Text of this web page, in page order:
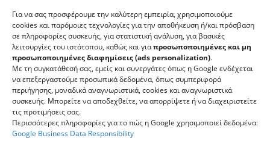
Για να σας προσφέρουμε την καλύτερη εμπειρία, χρησιμοποιούμε
cookies και παρόμοιες τεχνολογίες για την αποθήκευση ή/και πρόσβαση
σε πληροφορίες συσκευής, για στατιστική ανάλυση, για βασικές
λειτουργίες του ιστότοπου, καθώς και γιαπροσωποποιημένες και μη
προσωποποιημένες διαφημίσεις (ads personalization).
Με τη συγκατάθεσή σας, εμείς και συνεργάτες όπως η Google ενδέχεται
να επεξεργαστούμε προσωπικά δεδομένα, όπως συμπεριφορά
περιήγησης, μοναδικά αναγνωριστικά, cookies και αναγνωριστικά
συσκευής. Μπορείτε να αποδεχθείτε, να απορρίψετε ή να διαχειριστείτε
τις προτιμήσεις σας.
Περισσότερες πληροφορίες για το πώς η Google χρησιμοποιεί δεδομένα:
Google Business Data Responsibility
και την αφοσίωση του οργανισμού σε
θέματα Εξ Αποστάσεως Εκπαίδευσης.
Πέρα από την επιβεβαίωση αριστείας
στον τομέα της Εξ Αποστάσεως
Εκπαίδευσης, το Ευρωπαϊκό
Πανεπιστήμιο Κύπρου έλαβε την
υψηλότερη διάκριση 5 Αστέρων (Rated
For Excellence) για τη συνολική του